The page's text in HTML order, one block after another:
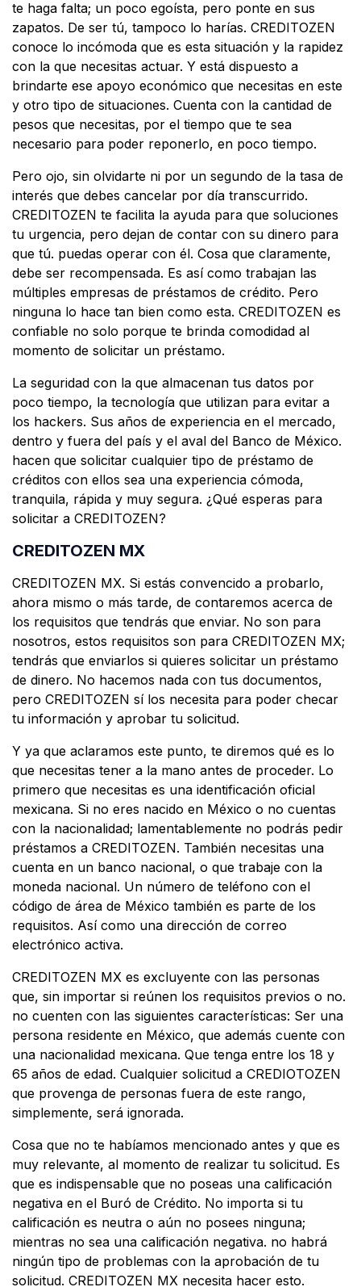
te haga falta; un poco egoísta, pero ponte en sus
zapatos. De ser tú, tampoco lo harías. CREDITOZEN
conoce lo incómoda que es esta situación y la rapidez
con la que necesitas actuar. Y está dispuesto a
brindarte ese apoyo económico que necesitas en este
y otro tipo de situaciones. Cuenta con la cantidad de
pesos que necesitas, por el tiempo que te sea
necesario para poder reponerlo, en poco tiempo.
Pero ojo, sin olvidarte ni por un segundo de la tasa de
interés que debes cancelar por día transcurrido.
CREDITOZEN te facilita la ayuda para que soluciones
tu urgencia, pero dejan de contar con su dinero para
que tú. puedas operar con él. Cosa que claramente,
debe ser recompensada. Es así como trabajan las
múltiples empresas de préstamos de crédito. Pero
ninguna lo hace tan bien como esta. CREDITOZEN es
confiable no solo porque te brinda comodidad al
momento de solicitar un préstamo.
La seguridad con la que almacenan tus datos por
poco tiempo, la tecnología que utilizan para evitar a
los hackers. Sus años de experiencia en el mercado,
dentro y fuera del país y el aval del Banco de México.
hacen que solicitar cualquier tipo de préstamo de
créditos con ellos sea una experiencia cómoda,
tranquila, rápida y muy segura. ¿Qué esperas para
solicitar a CREDITOZEN?
CREDITOZEN MX
CREDITOZEN MX. Si estás convencido a probarlo,
ahora mismo o más tarde, de contaremos acerca de
los requisitos que tendrás que enviar. No son para
nosotros, estos requisitos son para CREDITOZEN MX;
tendrás que enviarlos si quieres solicitar un préstamo
de dinero. No hacemos nada con tus documentos,
pero CREDITOZEN sí los necesita para poder checar
tu información y aprobar tu solicitud.
Y ya que aclaramos este punto, te diremos qué es lo
que necesitas tener a la mano antes de proceder. Lo
primero que necesitas es una identificación oficial
mexicana. Si no eres nacido en México o no cuentas
con la nacionalidad; lamentablemente no podrás pedir
préstamos a CREDITOZEN. También necesitas una
cuenta en un banco nacional, o que trabaje con la
moneda nacional. Un número de teléfono con el
código de área de México también es parte de los
requisitos. Así como una dirección de correo
electrónico activa.
CREDITOZEN MX es excluyente con las personas
que, sin importar si reúnen los requisitos previos o no.
no cuenten con las siguientes características: Ser una
persona residente en México, que además cuente con
una nacionalidad mexicana. Que tenga entre los 18 y
65 años de edad. Cualquier solicitud a CREDIOTOZEN
que provenga de personas fuera de este rango,
simplemente, será ignorada.
Cosa que no te habíamos mencionado antes y que es
muy relevante, al momento de realizar tu solicitud. Es
que es indispensable que no poseas una calificación
negativa en el Buró de Crédito. No importa si tu
calificación es neutra o aún no posees ninguna;
mientras no sea una calificación negativa. no habrá
ningún tipo de problemas con la aprobación de tu
solicitud. CREDITOZEN MX necesita hacer esto.